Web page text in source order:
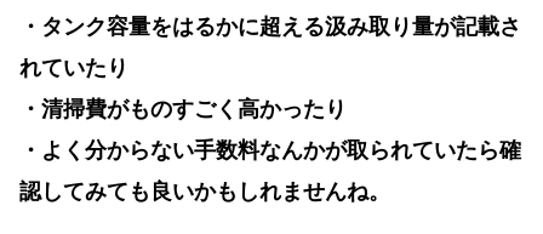
・タンク容量をはるかに超える汲み取り量が記載さ
れていたり
・清掃費がものすごく高かったり
・よく分からない手数料なんかが取られていたら確
認してみても良いかもしれませんね。